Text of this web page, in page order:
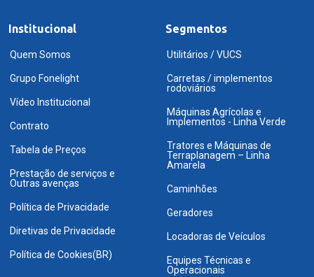
Institucional
Quem Somos
Grupo Fonelight
Vídeo Institucional
Contrato
Tabela de Preços
Prestação de serviços e
Outras avenças
Política de Privacidade
Diretivas de Privacidade
Política de Cookies(BR)
Segmentos
Utilitários / VUCS
Carretas / implementos
rodoviários
Máquinas Agrícolas e
Implementos - Linha Verde
Tratores e Máquinas de
Terraplanagem – Linha
Amarela
Caminhões
Geradores
Locadoras de Veículos
Equipes Técnicas e
Operacionais